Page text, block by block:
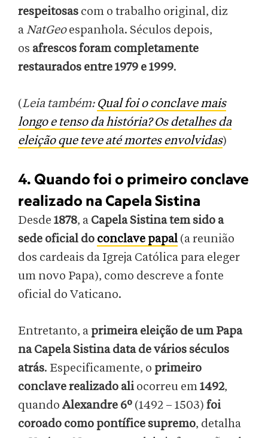
respeitosas com o trabalho original, diz
aNatGeoespanhola. Séculos depois,
os afrescos foram completamente
restaurados entre 1979 e 1999.
(Leia também: Qual foi o conclave mais
longo e tenso da história? Os detalhes da
eleição que teve até mortes envolvidas)
4. Quando foi o primeiro conclave
realizado na Capela Sistina
Desde 1878, a Capela Sistina tem sido a
sede oficial do conclave papal (a reunião
dos cardeais da Igreja Católica para eleger
um novo Papa), como descreve a fonte
oficial do Vaticano.
Entretanto, a primeira eleição de um Papa
na Capela Sistina data de vários séculos
atrás. Especificamente, o primeiro
conclave realizado aliocorreu em1492,
quando Alexandre 6º (1492 – 1503) foi
coroado como pontífice supremo, detalha